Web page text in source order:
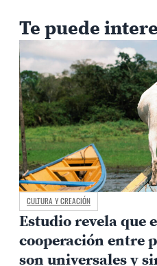
Te puede
CULTURA Y CREACIÓN
Estudio revela que
cooperación entre
son universales y